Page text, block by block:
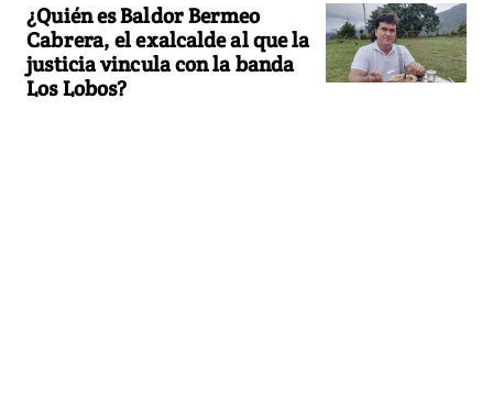
¿Quién es Baldor Bermeo
Cabrera, el exalcalde al que la
justicia vincula con la banda
Los Lobos?